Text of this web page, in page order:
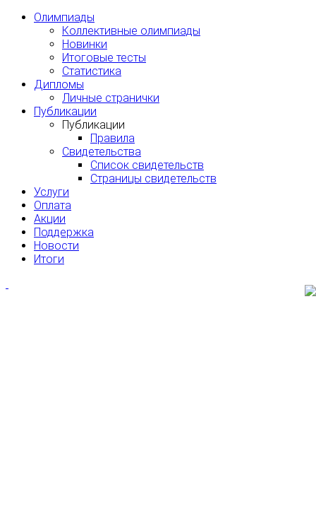
Олимпиады
Коллективные олимпиады
Новинки
Итоговые тесты
Статистика
Дипломы
Личные странички
Публикации
Публикации
Правила
Свидетельства
Список свидетельств
Страницы свидетельств
Услуги
Оплата
Акции
Поддержка
Новости
Итоги